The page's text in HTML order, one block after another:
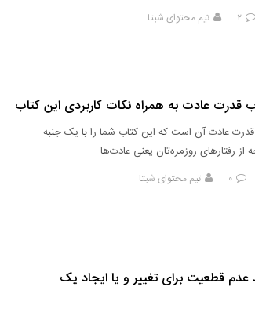
۲ تیم محتوای شبتا
قدرت عادت به همراه نکات کاربردی این کتاب
عادت آن است که این کتاب شما را با یک جنبه
از رفتارهای روزمره‌تان یعنی عادت‌ها…
۰ تیم محتوای شبتا
عدم قطعیت برای تغییر و یا ایجاد یک